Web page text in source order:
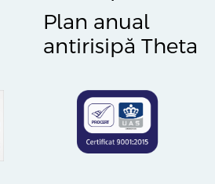
Plan anual
antirisipă Theta